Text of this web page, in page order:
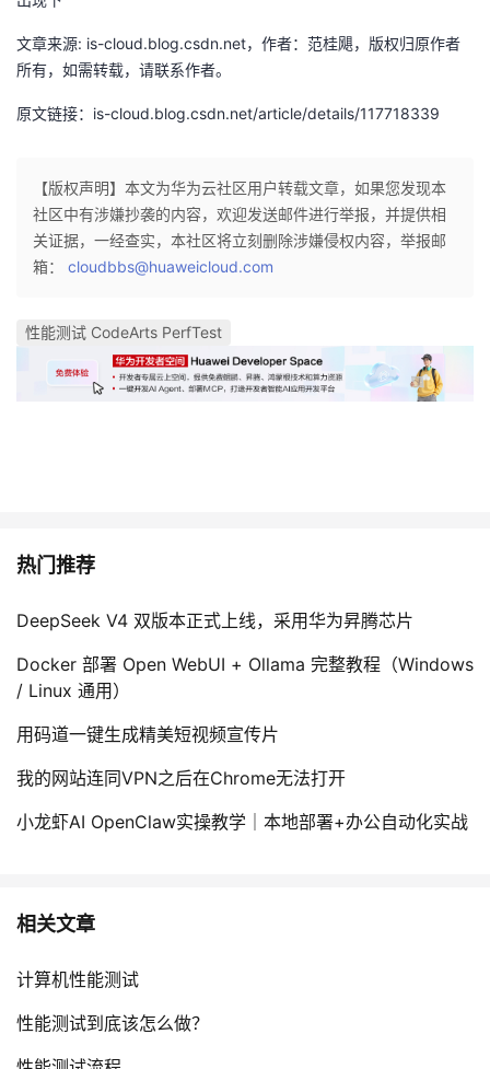
程
认
的
我
藏
支
声
文章来源: is-cloud.blog.csdn.net，作者：范桂飓，版权归原作者
所有，如需转载，请联系作者。
原文链接：is-cloud.blog.csdn.net/article/details/117718339
【版权声明】本文为华为云社区用户转载文章，如果您发现本
社区中有涉嫌抄袭的内容，欢迎发送邮件进行举报，并提供相
关证据，一经查实，本社区将立刻删除涉嫌侵权内容，举报邮
箱： cloudbbs@huaweicloud.com
性能测试 CodeArts PerfTest
热门推荐
DeepSeek V4 双版本正式上线，采用华为昇腾芯片
Docker 部署 Open WebUI + Ollama 完整教程（Windows
/ Linux 通用）
用码道一键生成精美短视频宣传片
我的网站连同VPN之后在Chrome无法打开
小龙虾AI OpenClaw实操教学｜本地部署+办公自动化实战
相关文章
计算机性能测试
性能测试到底该怎么做？